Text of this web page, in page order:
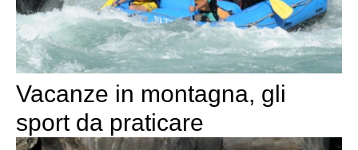
Vacanze in montagna, gli
sport da praticare